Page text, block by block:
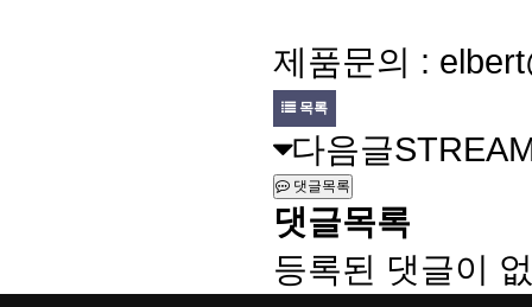
제품문의 :
목록
다음글
댓글목록
댓글목록
등록된 댓글이